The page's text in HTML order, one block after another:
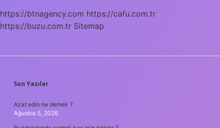
https://btnagency.com https://cafu.com.tr
https://buzu.com.tr Sitemap
SIDEBAR
Son Yazılar
Azat edin ne demek ?
Ağustos 5, 2026